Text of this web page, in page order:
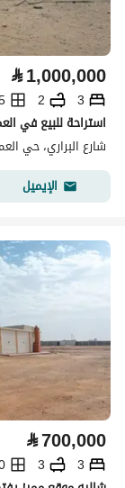
⃁1,000,000
3
2
استراحة للبيع في
شارع البراري، حي
الإيميل
⃁700,000
3
3